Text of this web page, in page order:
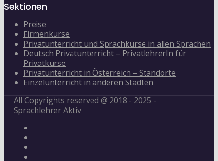
Sektionen
Preise
Firmenkurse
Privatunterricht und Sprachkurse in allen Sprachen
Deutsch Privatunterricht – PrivatlehrerIn für
Privatkurse
Privatunterricht in Österreich – Standorte
Einzelunterricht in anderen Städten
All Copyrights reserved @ 2018 - 2025 -
Sprachlehrer Aktiv